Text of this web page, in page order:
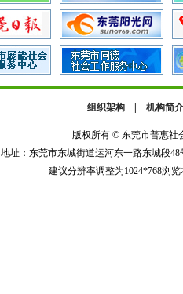
组织架构 机构简介
版权所有 © 东莞市普惠社
地址：东莞市东城街道运河东一路东城段48
建议分辨率调整为1024*768浏